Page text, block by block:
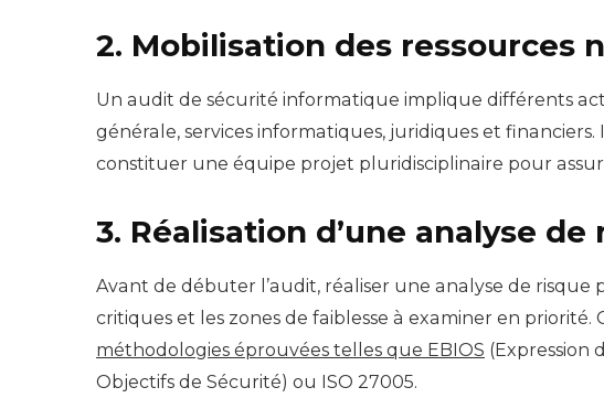
2. Mobilisation des ressources
Un audit de sécurité informatique implique différents
générale, services informatiques, juridiques et
constituer une équipe projet pluridisciplinaire pour
3. Réalisation d’une analyse de
Avant de débuter l’audit, réaliser une analyse de risque
critiques et les zones de faiblesse à examiner en priorité.
méthodologies éprouvées telles que EBIOS (Expression
Objectifs de Sécurité) ou ISO 27005.